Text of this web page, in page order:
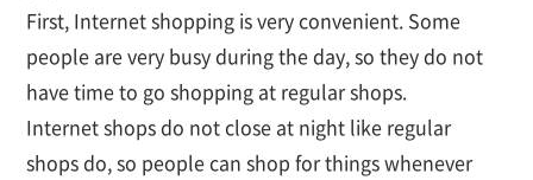
First, Internet shopping is very convenient. Some
people are very busy during the day, so they do not
have time to go shopping at regular shops.
Internet shops do not close at night like regular
shops do, so people can shop for things whenever